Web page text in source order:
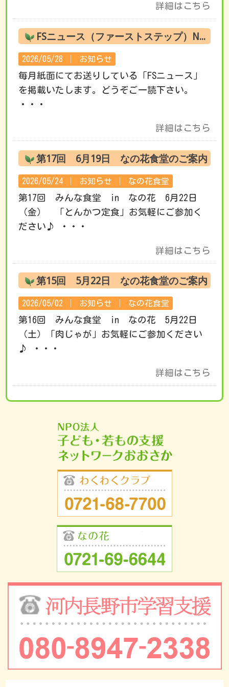
詳細はこちら
FSニュース（ファーストステップ）No.220 6月の活動です
2026/05/28 │ お知らせ
毎月紙面にてお送りしている「FSニュース」
を掲載いたします。どうぞご一読下さい。
・・・
詳細はこちら
第17回 6月19日 なの花食堂のご案内
2026/05/24 │ お知らせ なの花食堂
第17回 みんな食堂 in なの花 6月22日
（金） 「とんかつ定食」お気軽にご参加く
ださい♪ ・・・
詳細はこちら
第15回 5月22日 なの花食堂のご案内
2026/05/02 │ お知らせ なの花食堂
第16回 みんな食堂 in なの花 5月22日
（土）「肉じゃが」お気軽にご参加ください
♪ ・・・
詳細はこちら